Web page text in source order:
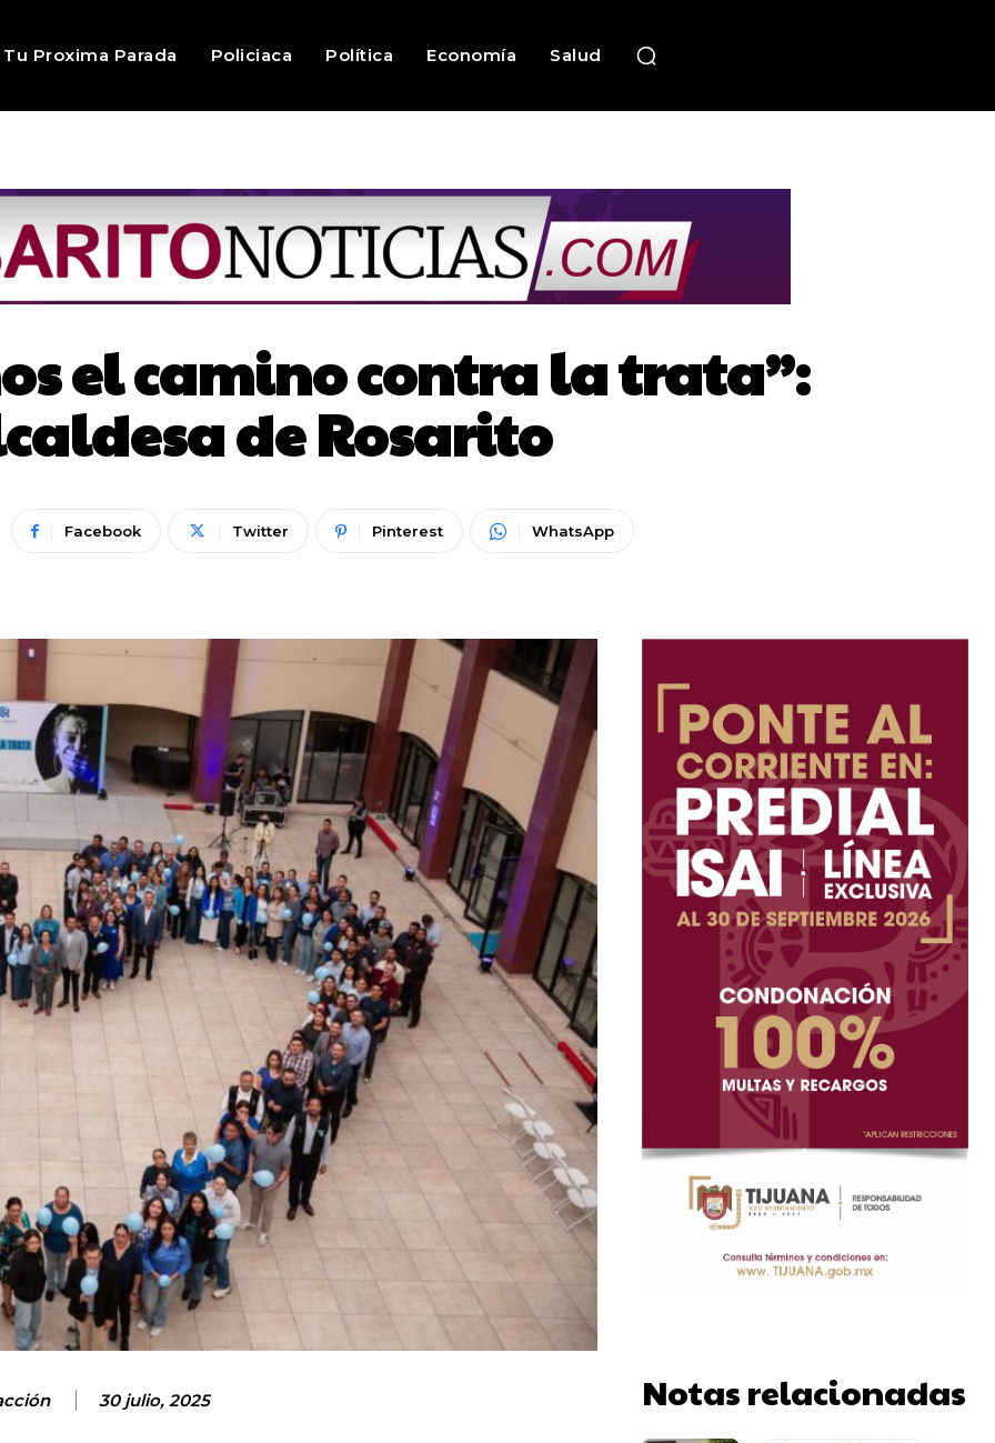
Tu Proxima Parada Policiaca Política Economía Salud
el camino contra la trata”:
de Rosarito
Facebook Twitter Pinterest WhatsApp
30 julio, 2025 Notas relacionadas